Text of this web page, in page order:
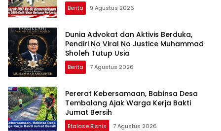
Berita 9 Agustus 2026
Dunia Advokat dan Aktivis Berduka,
Pendiri No Viral No Justice Muhammad
Sholeh Tutup Usia
Berita 7 Agustus 2026
Pererat Kebersamaan, Babinsa Desa
Tembalang Ajak Warga Kerja Bakti
Jumat Bersih
Etalase Bisnis 7 Agustus 2026